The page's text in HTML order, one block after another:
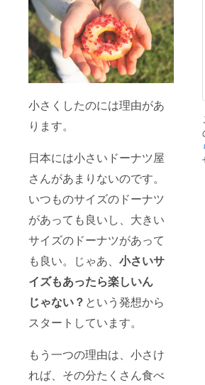
小さくしたのには理由があ
ります。
日本には小さいドーナツ屋
さんがあまりないのです。
いつものサイズのドーナツ
があっても良いし、大きい
サイズのドーナツがあって
も良い。じゃあ、 小さいサ
イズもあったら楽しいん
じゃない？ という発想から
スタートしています。
もう一つの理由は、小さけ
れば、その分たくさん食べ